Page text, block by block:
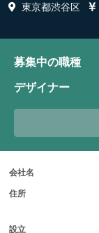
東京都渋谷区
募集中の職種
デザイナー
会社名
住所
設立